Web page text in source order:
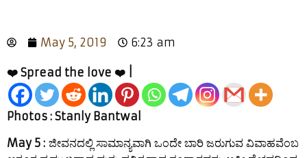
May 5, 2019 6:23 am
❤️ Spread the love ❤️ |
Photos : Stanly Bantwal
May 5 : ಜೀವನದಲ್ಲಿ ಸಾಮಾನ್ಯವಾಗಿ ಒಂದೇ ಬಾರಿ ಜರುಗುವ ವಿವಾಹವೆಂಬ